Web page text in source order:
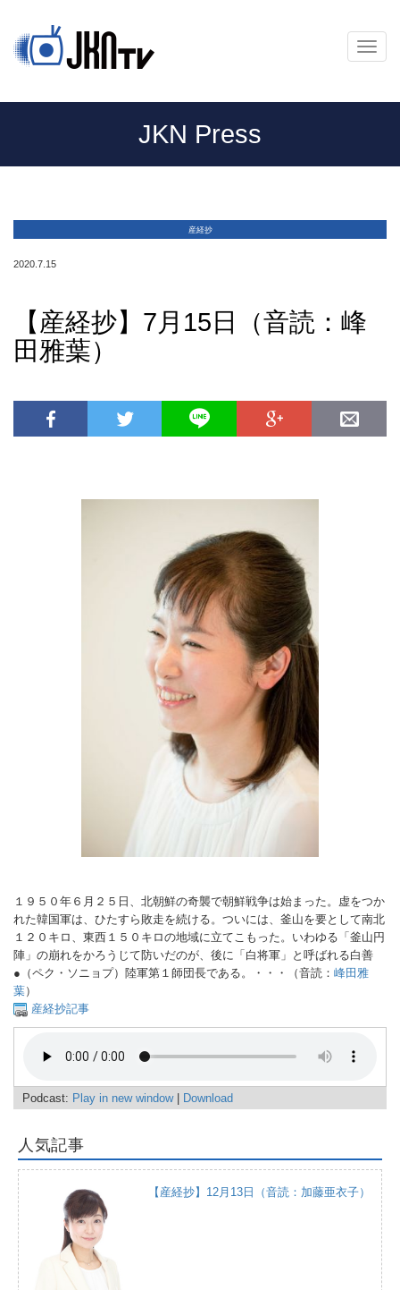
メ
ニ
ー
JKN Press
産経抄
2020.7.15
【産経抄】7月15日（音読：峰
田雅葉）
１９５０年６月２５日、北朝鮮の奇襲で朝鮮戦争は始まった。虚をつか
れた韓国軍は、ひたすら敗走を続ける。ついには、釜山を要として南北
１２０キロ、東西１５０キロの地域に立てこもった。いわゆる「釜山円
陣」の崩れをかろうじて防いだのが、後に「白将軍」と呼ばれる白善
●（ペク・ソニョプ）陸軍第１師団長である。・・・（音読： 峰田雅
葉）
産経抄記事
Podcast: Play in new window| Download
人気記事
【産経抄】12月13日（音読：加藤亜衣子）